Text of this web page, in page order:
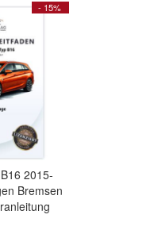
- 15%
2015-
Bremsen